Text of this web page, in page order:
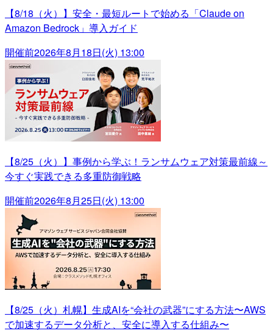
【8/18（火）】安全・最短ルートで始める「Claude on
Amazon Bedrock」導入ガイド
開催前2026年8月18日(火) 13:00
【8/25（火）】事例から学ぶ！ランサムウェア対策最前線～
今すぐ実践できる多重防御戦略
開催前2026年8月25日(火) 13:00
【8/25（火）札幌】生成AIを“会社の武器”にする方法〜AWS
で加速するデータ分析と、安全に導入する仕組み〜